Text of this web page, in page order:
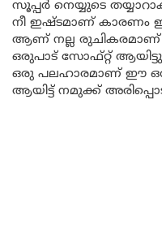
സൂപ്പർ നെയ്യുടെ
നീ ഇഷ്ടമാണ് കാരണം
ആണ് നല്ല രുചികരമാണ്
ഒരുപാട് സോഫ്റ്റ്
ഒരു പലഹാരമാണ് ഈ ഒരു
ആയിട്ട് നമുക്ക്